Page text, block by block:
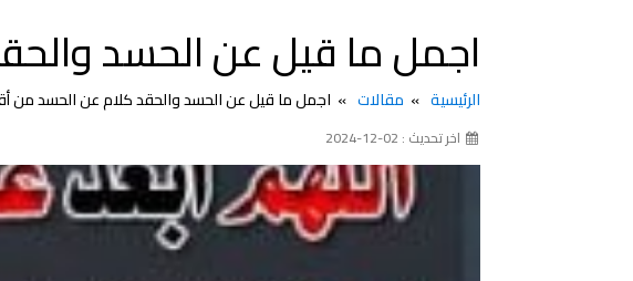
اجمل ما قيل عن الحسد
الرئيسية مقالات اجمل ما قيل عن الحسد والحقد كلام عن الحسد من
اخر تحديث : 02-12-2024